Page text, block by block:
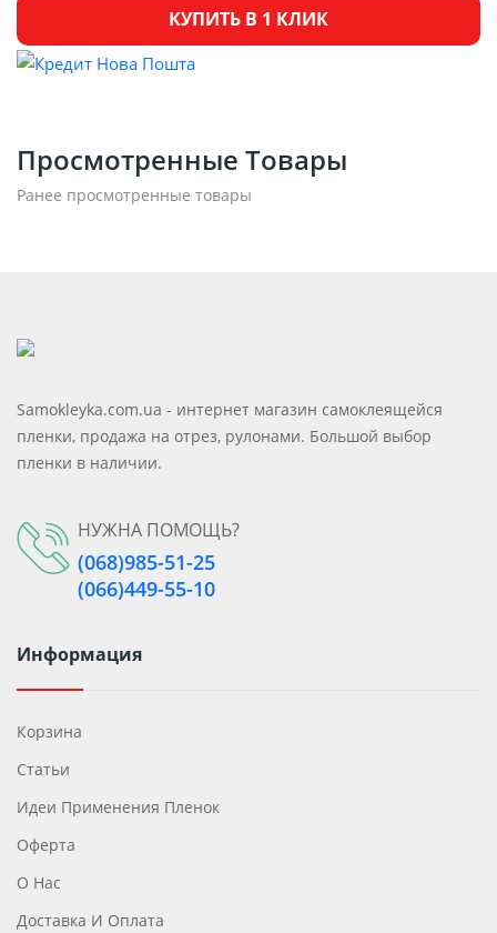
КУПИТЬ В 1 КЛИК
Просмотренные Товары
Ранее просмотренные товары
Samokleyka.com.ua - интернет магазин самоклеящейся
пленки, продажа на отрез, рулонами. Большой выбор
пленки в наличии.
НУЖНА ПОМОЩЬ?
(068)985-51-25
(066)449-55-10
Информация
Корзина
Статьи
Идеи Применения Пленок
Оферта
О Нас
Доставка И Оплата